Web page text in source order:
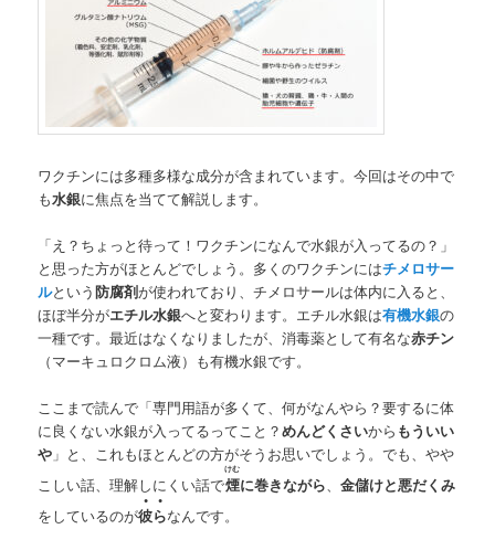
ワクチンには多種多様な成分が含まれています。今回はその中で
も水銀に焦点を当てて解説します。
「え？ちょっと待って！ワクチンになんで水銀が入ってるの？」
と思った方がほとんどでしょう。多くのワクチンにはチメロサー
ルという防腐剤が使われており、チメロサールは体内に入ると、
ほぼ半分がエチル水銀へと変わります。エチル水銀は有機水銀の
一種です。最近はなくなりましたが、消毒薬として有名な赤チン
（マーキュロクロム液）も有機水銀です。
ここまで読んで「専門用語が多くて、何がなんやら？要するに体
に良くない水銀が入ってるってこと？めんどくさいから もういい
や 」と、これもほとんどの方がそうお思いでしょう。でも、やや
こしい話、理解しにくい話で煙
けむ
に巻きながら、金儲けと悪だくみ
をしているのが彼ら
●●
なんです。